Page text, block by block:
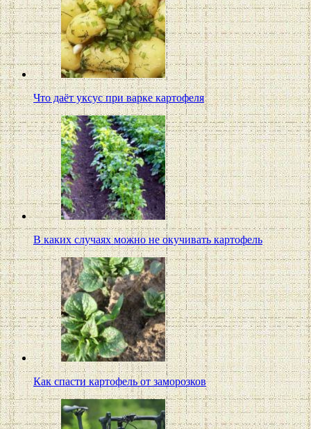
Что даёт уксус при варке картофеля
В каких случаях можно не окучивать картофель
Как спасти картофель от заморозков